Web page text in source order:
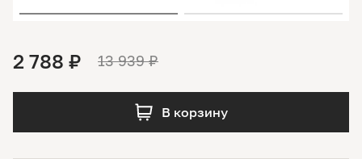
2 788 ₽ 13 939 ₽
В корзину